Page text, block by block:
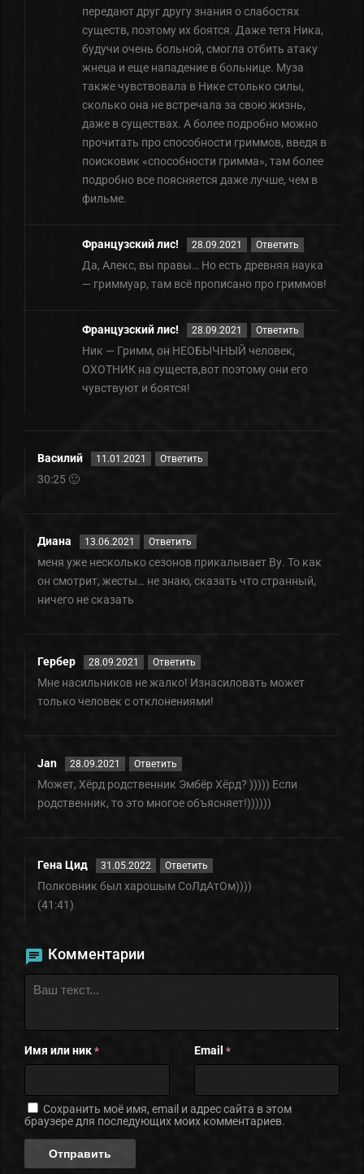
передают друг другу знания о слабостях
существ, поэтому их боятся. Даже тетя Ника,
будучи очень больной, смогла отбить атаку
жнеца и еще нападение в больнице. Муза
также чувствовала в Нике столько силы,
сколько она не встречала за свою жизнь,
даже в существах. А более подробно можно
прочитать про способности гриммов, введя в
поисковик «способности гримма», там более
подробно все поясняется даже лучше, чем в
фильме.
Французский лис! 28.09.2021 Ответить
Да, Алекс, вы правы… Но есть древняя наука
— гриммуар, там всё прописано про гриммов!
Французский лис! 28.09.2021 Ответить
Ник — Гримм, он НЕОБЫЧНЫЙ человек,
ОХОТНИК на существ,вот поэтому они его
чувствуют и боятся!
Василий 11.01.2021 Ответить
30:25 🙂
Диана 13.06.2021 Ответить
меня уже несколько сезонов прикалывает Ву. То как
он смотрит, жесты… не знаю, сказать что странный,
ничего не сказать
Гербер 28.09.2021 Ответить
Мне насильников не жалко! Изнасиловать может
только человек с отклонениями!
Jan 28.09.2021 Ответить
Может, Хёрд родственник Эмбёр Хёрд? ))))) Если
родственник, то это многое объясняет!))))))
Гена Цид 31.05.2022 Ответить
Полковник был харошым СоЛдАтОм))))
(41:41)
Комментарии
Имя или ник * Email *
Сохранить моё имя, email и адрес сайта в этом
браузере для последующих моих комментариев.